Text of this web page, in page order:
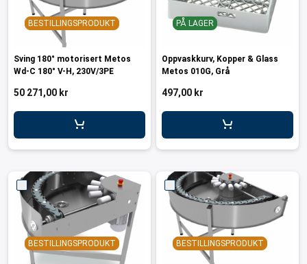
BESTILLINGSPRODUKT
Sving 180° motorisert Metos
Wd-C 180° V-H, 230V/3PE
50 271,00 kr
PÅ LAGER
Oppvaskkurv, Kopper & Glass
Metos 010G, Grå
497,00 kr
BESTILLINGSPRODUKT BESTILLINGSPRODUKT